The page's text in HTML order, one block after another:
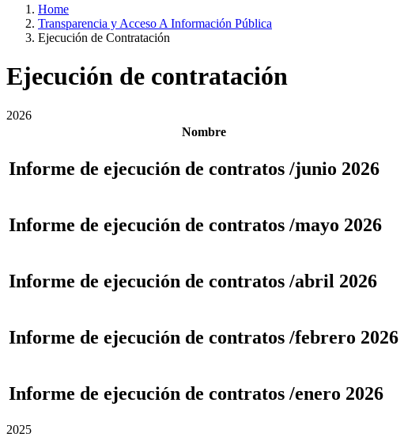
Home
Transparencia y Acceso A Información Pública
Ejecución de Contratación
Ejecución de contratación
2026
Nombre
Informe de ejecución de contratos /junio 2026
Informe de ejecución de contratos /mayo 2026
Informe de ejecución de contratos /abril 2026
Informe de ejecución de contratos /febrero 2026
Informe de ejecución de contratos /enero 2026
2025